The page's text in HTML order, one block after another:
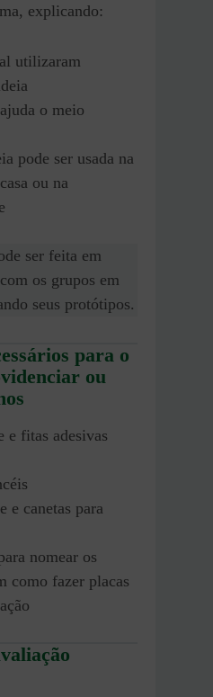
explicando:
utilizaram
o meio
pode ser usada na
ou na
ser feita em
os grupos em
seus protótipos.
para o
ou
e fitas adesivas
e canetas para
nomear os
como fazer placas